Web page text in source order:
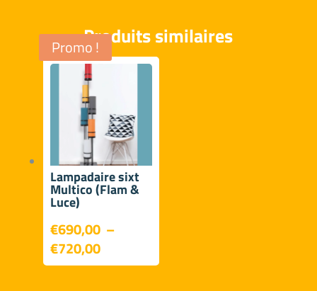
Produits similaires
Promo !
Lampadaire sixt
Multico (Flam &
Luce)
€690,00 –
€720,00Plage
de